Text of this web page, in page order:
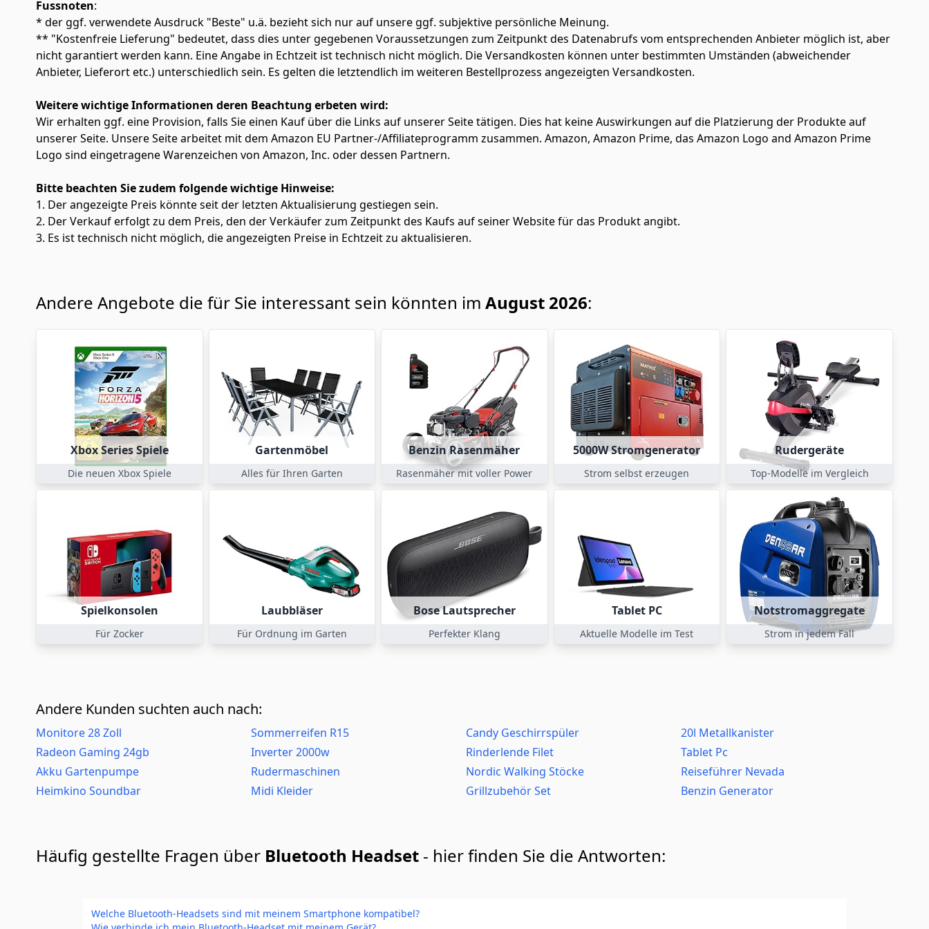
Fussnoten:
* der ggf. verwendete Ausdruck "Beste" u.ä. bezieht sich nur auf unsere ggf. subjektive persönliche Meinung.
** "Kostenfreie Lieferung" bedeutet, dass dies unter gegebenen Voraussetzungen zum Zeitpunkt des Datenabrufs vom entsprechenden Anbieter möglich ist, aber
nicht garantiert werden kann. Eine Angabe in Echtzeit ist technisch nicht möglich. Die Versandkosten können unter bestimmten Umständen (abweichender
Anbieter, Lieferort etc.) unterschiedlich sein. Es gelten die letztendlich im weiteren Bestellprozess angezeigten Versandkosten.
Weitere wichtige Informationen deren Beachtung erbeten wird:
Wir erhalten ggf. eine Provision, falls Sie einen Kauf über die Links auf unserer Seite tätigen. Dies hat keine Auswirkungen auf die Platzierung der Produkte auf
unserer Seite. Unsere Seite arbeitet mit dem Amazon EU Partner-/Affiliateprogramm zusammen. Amazon, Amazon Prime, das Amazon Logo and Amazon Prime
Logo sind eingetragene Warenzeichen von Amazon, Inc. oder dessen Partnern.
Bitte beachten Sie zudem folgende wichtige Hinweise:
1. Der angezeigte Preis könnte seit der letzten Aktualisierung gestiegen sein.
2. Der Verkauf erfolgt zu dem Preis, den der Verkäufer zum Zeitpunkt des Kaufs auf seiner Website für das Produkt angibt.
3. Es ist technisch nicht möglich, die angezeigten Preise in Echtzeit zu aktualisieren.
Andere Angebote die für Sie interessant sein könnten im August 2026:
Xbox Series Spiele
Die neuen Xbox Spiele
Gartenmöbel
Alles für Ihren Garten
Benzin Rasenmäher
Rasenmäher mit voller Power
5000W Stromgenerator
Strom selbst erzeugen
Rudergeräte
Top-Modelle im Vergleich
Spielkonsolen
Für Zocker
Laubbläser
Für Ordnung im Garten
Bose Lautsprecher
Perfekter Klang
Tablet PC
Aktuelle Modelle im Test
Notstromaggregate
Strom in jedem Fall
Andere Kunden suchten auch nach:
Monitore 28 Zoll Sommerreifen R15 Candy Geschirrspüler
20l Metallkanister
Radeon Gaming 24gb
Inverter 2000w Rinderlende Filet
Tablet Pc
Akku Gartenpumpe
Rudermaschinen Nordic Walking Stöcke
Reiseführer Nevada
Heimkino Soundbar
Midi Kleider Grillzubehör Set Benzin Generator
Häufig gestellte Fragen über Bluetooth Headset - hier finden Sie die Antworten:
Welche Bluetooth-Headsets sind mit meinem Smartphone kompatibel?